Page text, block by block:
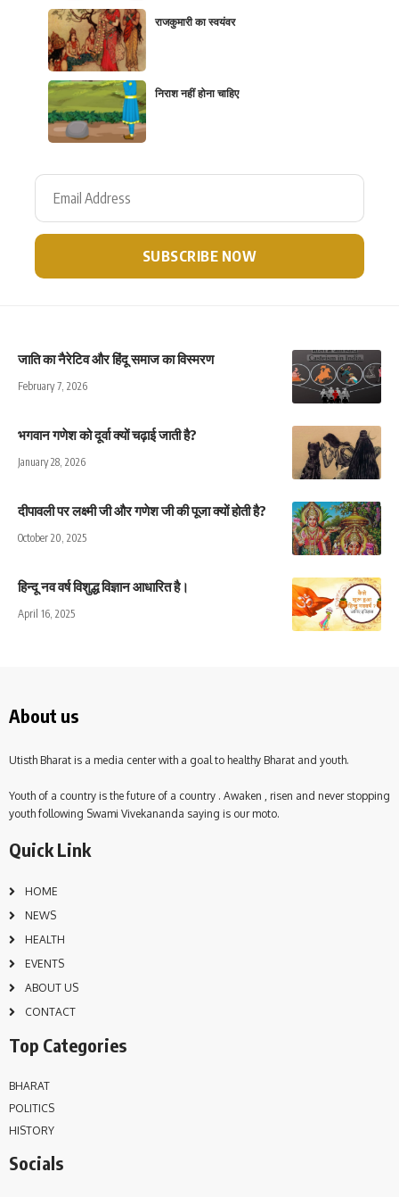
राजकुमारी का स्वयंवर
निराश नहीं होना चाहिए
जाति का नैरेटिव और हिंदू समाज का विस्मरण
February 7, 2026
भगवान गणेश को दूर्वा क्यों चढ़ाई जाती है?
January 28, 2026
दीपावली पर लक्ष्मी जी और गणेश जी की पूजा क्यों होती है?
October 20, 2025
हिन्दू नव वर्ष विशुद्ध विज्ञान आधारित है।
April 16, 2025
About us
Utisth Bharat is a media center with a goal to healthy Bharat and youth.
Youth of a country is the future of a country . Awaken , risen and never stopping
youth following Swami Vivekananda saying is our moto.
Quick Link
HOME
NEWS
HEALTH
EVENTS
ABOUT US
CONTACT
Top Categories
BHARAT
POLITICS
HISTORY
Socials